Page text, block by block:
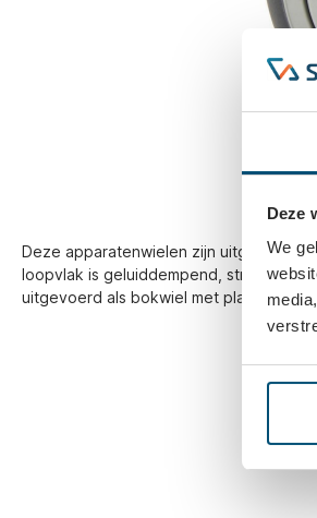
Deze
We
Deze apparatenwielen zijn uitgevoerd
loopvlak is geluiddempend, streepvrij,
uitgevoerd als bokwiel met